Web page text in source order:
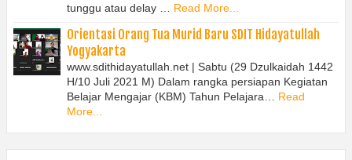
tunggu atau delay …
Read More...
Orientasi Orang Tua Murid Baru SDIT Hidayatullah
Yogyakarta
www.sdithidayatullah.net | Sabtu (29 Dzulkaidah 1442
H/10 Juli 2021 M) Dalam rangka persiapan Kegiatan
Belajar Mengajar (KBM) Tahun Pelajara… Read
More...